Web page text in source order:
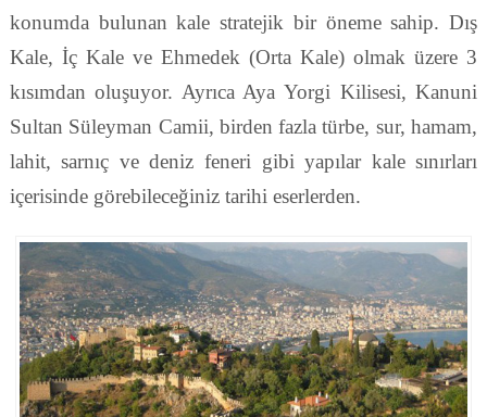
konumda bulunan kale stratejik bir öneme sahip. Dış
Kale, İç Kale ve Ehmedek (Orta Kale) olmak üzere 3
kısımdan oluşuyor. Ayrıca Aya Yorgi Kilisesi, Kanuni
Sultan Süleyman Camii, birden fazla türbe, sur, hamam,
lahit, sarnıç ve deniz feneri gibi yapılar kale sınırları
içerisinde görebileceğiniz tarihi eserlerden.